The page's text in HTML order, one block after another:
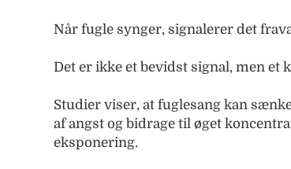
Når fugle synger, signalerer det
Det er ikke et bevidst signal, men
Studier viser, at fuglesang kan
af angst og bidrage til øget
eksponering.